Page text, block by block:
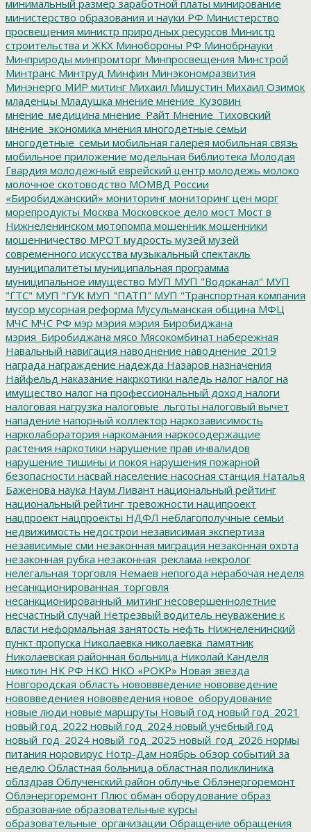
минимальный размер заработной платы минирование
министерство образования и науки РФ Министерство
просвещения министр природных ресурсов Министр
строительства и ЖКХ Минобороны РФ Минобрнауки
Минприроды минпромторг Минпросвещения Минстрой
Минтранс Минтруд Минфин Минэкономразвития
Минэнерго МИР митинг Михаил Мишустин Михаил Озимок
младенцы Младушка мнение мнение_Кузовин
мнение_медицина мнение_Райт Мнение_Тиховский
мнение_экономика мнения многодетные семьи
многодетные_семьи мобильная галерея мобильная связь
мобильное приложение модельная библиотека Молодая
Гвардия молодежный еврейский центр молодежь молоко
молочное скотоводство МОМВД России
«Биробиджанский» мониторинг мониторинг цен морг
морепродукты Москва Московское дело мост Мост в
Нижнеленинском мотопомпа мошенник мошенники
мошенничество МРОТ мудрость музей музей
современного искусства музыкальный спектакль
муниципалитеты муниципальная программа
муниципальное имущество МУП МУП "Водоканал" МУП
"ГТС" МУП "ГУК МУП "ПАТП" МУП "Транспортная компания
мусор мусорная реформа Мусульманская община МФЦ
МЧС МЧС РФ мэр мэрия мэрия Биробиджана
мэрия_Биробиджана мясо Мясокомбинат набережная
Навальный навигация наводнение наводнение_2019
награда награждение надежда Назаров назначения
Найфельд наказание накркотики наледь налог налог на
имущество налог на профессиональный доход налоги
налоговая нагрузка налоговые_льготы налоговый вычет
нападение напорный коллектор наркозависимость
нарколаборатория наркомания наркосодержащие
растения наркотики нарушение прав инвалидов
нарушение тишины и покоя нарушения пожарной
безопасности насвай население насосная станция Наталья
Баженова наука Наум Ливант национальный рейтинг
национальный рейтинг тревожности наципроект
нацпроект нацпроекты НДФЛ неблагополучные семьи
недвижимость недострои независимая экспертиза
независимые сми незаконная миграция незаконная охота
незаконная рубка незаконная_реклама некролог
нелегальная торговля Немаев непогода нерабочая неделя
несанкционированная_торговля
несанкционированный_митинг несовершеннолетние
несчастный случай Нетрезвый водитель неуважение к
власти неформальная занятость нефть Нижнеленинский
пункт пропуска Николаевка николаевка_памятник
Николаевская районная больница Николай Канделя
никотин НК РФ НКО НКО «РОКР» Новая звезда
Новгородская область нововвведение нововведение
нововведениея нововведения новое_оборудование
новые люди новые маршруты Новый год новый год_2021
новый год_2022 новый год_2024 новый учебный год
новый_год_2024 новый_год_2025 новый_год_2026 нормы
питания норовирус Нотр-Дам ноябрь обзор событий за
неделю Областная больница областная поликлиника
облздрав Облученский район облучье Облэнергоремонт
Облэнергоремонт Плюс обман оборудование образ
образование образовательные курсы
образовательные_организации Обращение обращения